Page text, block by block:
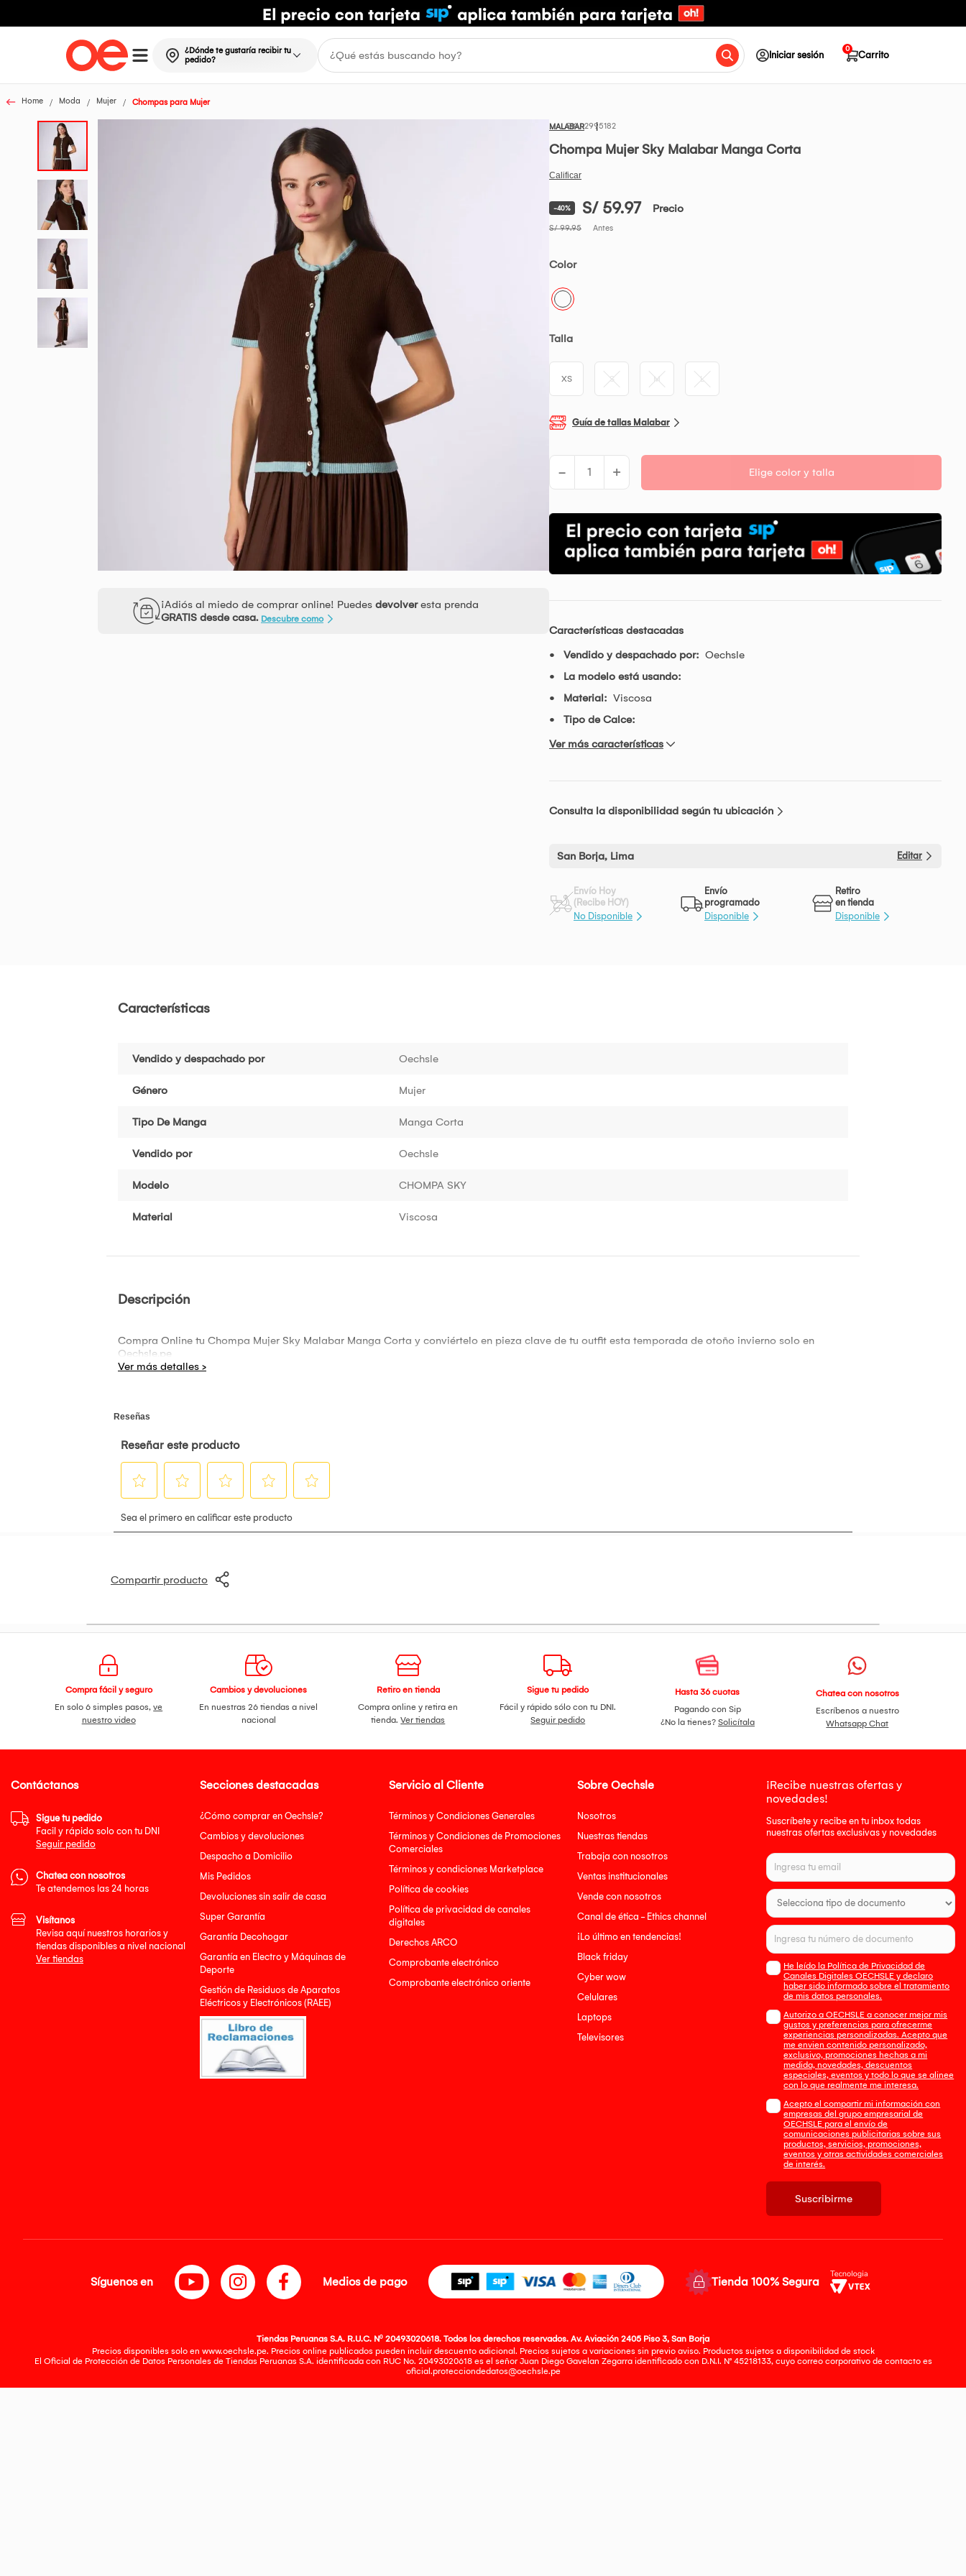
¿Dónde te gustaría recibir tu
pedido?
Iniciar sesión Carrito
0
Home Moda Mujer Chompas para Mujer
¡Adiós al miedo de comprar online! Puedes devolveresta prenda
GRATIS desde casa. Descubre como
MALABAR2995182
Chompa Mujer Sky Malabar Manga Corta
-40% S/ 59.97 Precio
S/ 99.95 Antes
Color
Talla
XS S M L
Guía de tallas Malabar
- + Elige color y talla
Características destacadas
Vendido y despachado por: Oechsle
La modelo está usando:
Material: Viscosa
Tipo de Calce:
Ver más características
Consulta la disponibilidad según tu ubicación
San Borja, Lima Editar
Envío Hoy
(Recibe HOY)
No Disponible
Envío
programado
Disponible
Retiro
en tienda
Disponible
Características
Vendido y despachado por Oechsle
Género Mujer
Tipo De Manga Manga Corta
Vendido por Oechsle
Modelo CHOMPA SKY
Material Viscosa
Descripción
Compra Online tu Chompa Mujer Sky Malabar Manga Corta y conviértelo en pieza clave de tu outfit esta temporada de otoño invierno solo en
Oechsle.pe
Compartir producto
Compra fácil y seguro
En solo 6 simples pasos,ve
nuestro video
Cambios y devoluciones
En nuestras 26 tiendas a nivel
nacional
Retiro en tienda
Compra online y retira en
tienda.Ver tiendas
Sigue tu pedido
Fácil y rápido sólo con tu DNI.
Seguir pedido
Hasta 36 cuotas
Pagando con Sip
¿No la tienes? Solicítala
Chatea con nosotros
Escríbenos a nuestro
Whatsapp Chat
Secciones destacadas
¿Cómo comprar en Oechsle?
Cambios y devoluciones
Despacho a Domicilio
Mis Pedidos
Devoluciones sin salir de casa
Super Garantía
Garantía Decohogar
Garantía en Electro y Máquinas de
Deporte
Gestión de Residuos de Aparatos
Eléctricos y Electrónicos (RAEE)
Servicio al Cliente
Términos y Condiciones Generales
Términos y Condiciones de Promociones
Comerciales
Términos y condiciones Marketplace
Política de cookies
Política de privacidad de canales
digitales
Derechos ARCO
Comprobante electrónico
Comprobante electrónico oriente
Sobre Oechsle
Nosotros
Nuestras tiendas
Trabaja con nosotros
Ventas institucionales
Vende con nosotros
Canal de ética - Ethics channel
¡Lo último en tendencias!
Black friday
Cyber wow
Celulares
Laptops
Televisores
¡Recibe nuestras ofertas y
novedades!
Suscríbete y recibe en tu inbox todas
nuestras ofertas exclusivas y novedades
He leído la Política de Privacidad de
Canales Digitales OECHSLE y declaro
haber sido informado sobre el tratamiento
de mis datos personales.
Autorizo a OECHSLE a conocer mejor mis
gustos y preferencias para ofrecerme
experiencias personalizadas. Acepto que
me envien contenido personalizado,
exclusivo, promociones hechas a mi
medida, novedades, descuentos
especiales, eventos y todo lo que se alinee
con lo que realmente me interesa.
Acepto el compartir mi información con
empresas del grupo empresarial de
OECHSLE para el envío de
comunicaciones publicitarias sobre sus
productos, servicios, promociones,
eventos y otras actividades comerciales
de interés.
Suscribirme
Contáctanos
Sigue tu pedido
Facil y rápido solo con tu DNI
Seguir pedido
Chatea con nosotros
Te atendemos las 24 horas
Visítanos
Revisa aquí nuestros horarios y
tiendas disponibles a nivel nacional
Ver tiendas
Síguenos en Medios de pago Tienda 100% Segura
Tiendas Peruanas S.A. R.U.C. Nº 20493020618. Todos los derechos reservados. Av. Aviación 2405 Piso 3, San Borja
Precios disponibles solo en www.oechsle.pe. Precios online publicados pueden incluir descuento adicional. Precios sujetos a variaciones sin previo aviso. Productos sujetos a disponibilidad de stock
El Oficial de Protección de Datos Personales de Tiendas Peruanas S.A. identificada con RUC No. 20493020618 es el señor Juan Diego Gavelan Zegarra identificado con D.N.I. N° 45218133, cuyo correo corporativo de contacto es
oficial.protecciondedatos@oechsle.pe